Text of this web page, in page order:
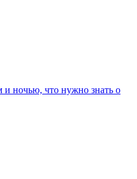
ночью, что нужно знать о